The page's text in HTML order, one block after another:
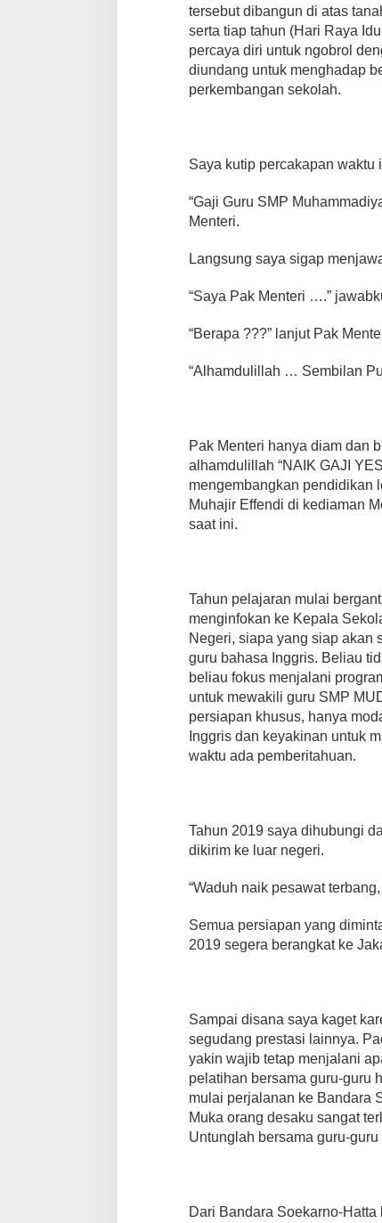
tersebut dibangun di atas
serta tiap tahun (Hari Raya
percaya diri untuk ngobrol
diundang untuk menghadap
perkembangan sekolah.
Saya kutip percakapan waktu
“Gaji Guru SMP
Menteri.
Langsung saya sigap
“Saya Pak Menteri ….”
“Berapa ???” lanjut Pak
“Alhamdulillah … Sembilan
Pak Menteri hanya diam dan
alhamdulillah “NAIK GAJI
mengembangkan pendidikan
Muhajir Effendi di kediaman
saat ini.
Tahun pelajaran mulai
menginfokan ke Kepala
Negeri, siapa yang siap akan
guru bahasa Inggris. Beliau
beliau fokus menjalani
untuk mewakili guru SMP
persiapan khusus, hanya
Inggris dan keyakinan untuk
waktu ada pemberitahuan.
Tahun 2019 saya dihubungi
dikirim ke luar negeri.
“Waduh naik pesawat
Semua persiapan yang
2019 segera berangkat ke
Sampai disana saya kaget
segudang prestasi lainnya.
yakin wajib tetap menjalani
pelatihan bersama guru-guru
mulai perjalanan ke Bandara
Muka orang desaku sangat
Untunglah bersama guru-
Dari Bandara Soekarno-